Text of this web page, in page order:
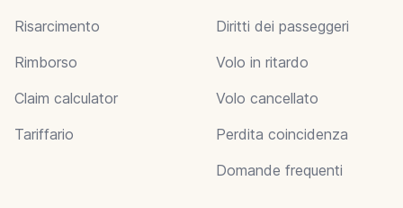
Risarcimento
Rimborso
Claim calculator
Tariffario
Diritti dei passeggeri
Volo in ritardo
Volo cancellato
Perdita coincidenza
Domande frequenti